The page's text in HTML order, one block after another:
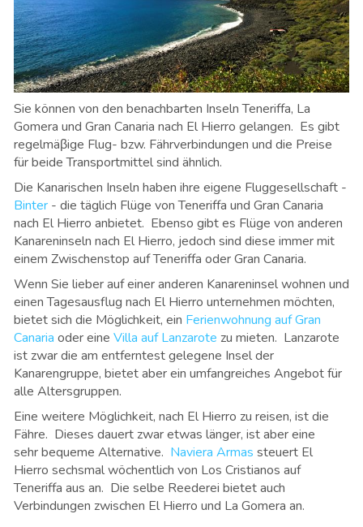
Sie können von den benachbarten Inseln Teneriffa, La
Gomera und Gran Canaria nach El Hierro gelangen. Es gibt
regelmäβige Flug- bzw. Fährverbindungen und die Preise
für beide Transportmittel sind ähnlich.
Die Kanarischen Inseln haben ihre eigene Fluggesellschaft -
Binter - die täglich Flüge von Teneriffa und Gran Canaria
nach El Hierro anbietet. Ebenso gibt es Flüge von anderen
Kanareninseln nach El Hierro, jedoch sind diese immer mit
einem Zwischenstop auf Teneriffa oder Gran Canaria.
Wenn Sie lieber auf einer anderen Kanareninsel wohnen und
einen Tagesausflug nach El Hierro unternehmen möchten,
bietet sich die Möglichkeit, ein Ferienwohnung auf Gran
Canaria oder eine Villa auf Lanzarote zu mieten. Lanzarote
ist zwar die am entferntest gelegene Insel der
Kanarengruppe, bietet aber ein umfangreiches Angebot für
alle Altersgruppen.
Eine weitere Möglichkeit, nach El Hierro zu reisen, ist die
Fähre. Dieses dauert zwar etwas länger, ist aber eine
sehr bequeme Alternative. Naviera Armas steuert El
Hierro sechsmal wöchentlich von Los Cristianos auf
Teneriffa aus an. Die selbe Reederei bietet auch
Verbindungen zwischen El Hierro und La Gomera an.